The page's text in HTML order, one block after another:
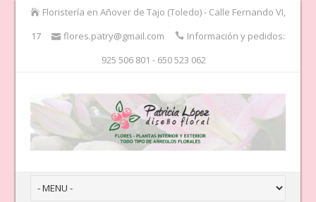
Floristería en Añover de Tajo (Toledo) - Calle Fernando VI,
17
flores.patry@gmail.com
Información y pedidos:
925 506 801 - 650 523 062